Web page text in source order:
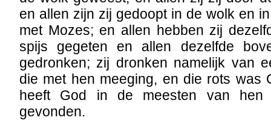
en allen zijn zij gedoopt in de wolk en
met Mozes; en allen hebben zij
spijs gegeten en allen dezelfde
gedronken; zij dronken namelijk van
die met hen meeging, en die rots was
heeft God in de meesten van hen
gevonden.